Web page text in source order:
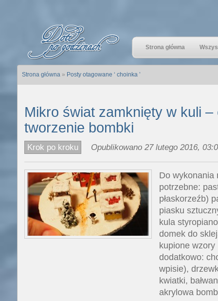
Strona główna
Strona główna» Posty otagowane ‘ choinka ’
Mikro świat zamknięty w kuli
tworzenie bombki
Krok po kroku Opublikowano 27 lutego 2016,
Do wykonania
potrzebne:
płaskorzeźb)
piasku
kula
domek do
kupione wzory
dodatkowo:
wpisie),
kwiatki,
akrylowa